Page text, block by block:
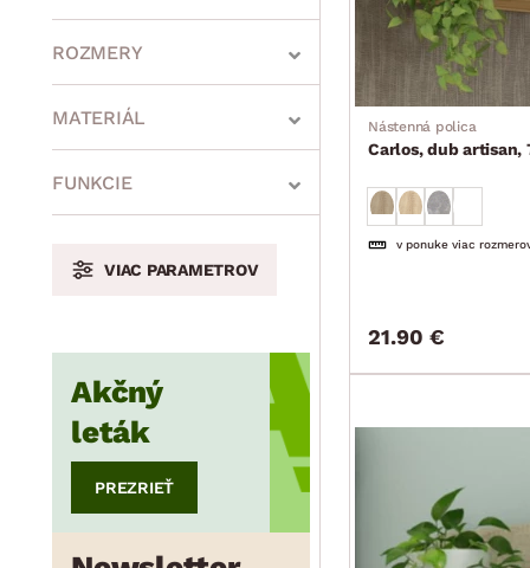
ROZMERY
min.
min. cm max.
min. cm cm
cm
MATERIÁL
FUNKCIE
VIAC PARAMETROV
Akčný
leták
PREZRIEŤ
Nástenná polica
Carlos, dub artisan,
v ponuke viac
21.90 €